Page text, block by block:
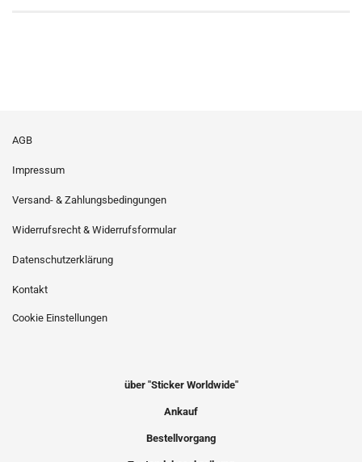
AGB
Impressum
Versand- & Zahlungsbedingungen
Widerrufsrecht & Widerrufsformular
Datenschutzerklärung
Kontakt
Cookie Einstellungen
über "Sticker Worldwide"
Ankauf
Bestellvorgang